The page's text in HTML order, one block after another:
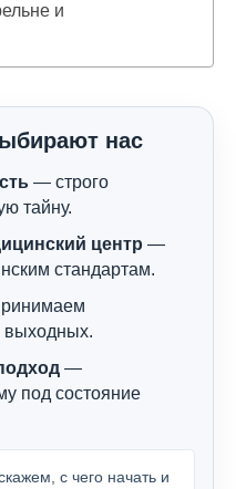
и
нас
— строго
тайну.
центр —
стандартам.
выходных.
—
под состояние
с чего начать и